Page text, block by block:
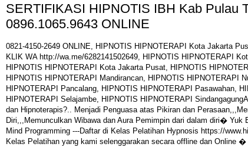
SERTIFIKASI HIPNOTIS IBH Kab Pulau
0896.1065.9643 ONLINE
0821-4150-2649 ONLINE, HIPNOTIS HIPNOTERAPI Kota Jakarta
KLIK WA http://wa.me/6282141502649, HIPNOTIS HIPNOTERAPI
HIPNOTIS HIPNOTERAPI Kota Jakarta Pusat, HIPNOTIS
HIPNOTIS HIPNOTERAPI Mandirancan, HIPNOTIS HIPNOTERAPI
HIPNOTERAPI Pancalang, HIPNOTIS HIPNOTERAPI Pasawahan,
HIPNOTERAPI Selajambe, HIPNOTIS HIPNOTERAPI
dan Hipnoterapis?.. Menjadi Penguasa atas Pikiran dan
Diri,,,Memunculkan Wibawa dan Aura Pemimpin dari dalam diri� Yuk
Mind Programming ---Daftar di Kelas Pelatihan Hypnosis https://
Kelas Pelatihan yang kami selenggarakan secara offline dan Online